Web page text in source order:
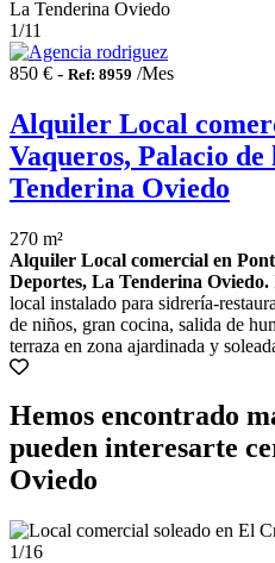
1/11
850 € - Ref: 8959 /Mes
Alquiler Local
Vaqueros, Palacio de
Tenderina Oviedo
270 m²
Alquiler Local comercial en
Deportes, La Tenderina Oviedo.
local instalado para sidrería-
de niños, gran cocina, salida de
terraza en zona ajardinada y
Hemos encontrado
pueden interesarte
Oviedo
1/16